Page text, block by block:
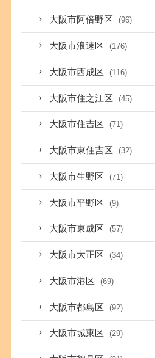
大阪市阿倍野区 (96)
大阪市浪速区 (176)
大阪市西成区 (116)
大阪市住之江区 (45)
大阪市住吉区 (71)
大阪市東住吉区 (32)
大阪市生野区 (71)
大阪市平野区 (9)
大阪市東成区 (57)
大阪市大正区 (34)
大阪市港区 (69)
大阪市都島区 (92)
大阪市城東区 (29)